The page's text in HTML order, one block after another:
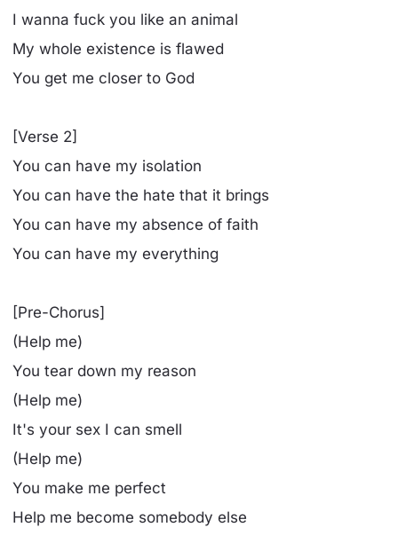
I wanna fuck you like an animal
My whole existence is flawed
You get mе closer to God
[Verse 2]
You can have my isolation
You can have the hate that it brings
You can have my absence of faith
You can have my everything
[Pre-Chorus]
(Help me)
You tear down my reason
(Help me)
It's your sex I can smell
(Help me)
You make me perfect
Help me become somebody else